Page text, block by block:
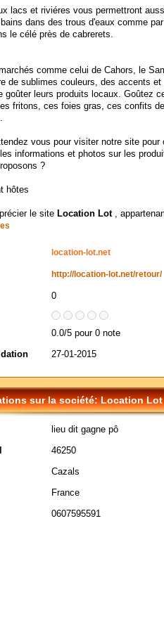
lacs et riviéres vous permettront
dans des trous d'eaux comme par
le célé près de cabrerets.
comme celui de Cahors, le
de sublimes couleurs, des accents et
goûter leurs produits locaux. Goûtez
fritons, ces foies gras, ces confits de
vous pour visiter notre site pour
informations et photos sur les
?
hôtes
le site Location Lot ,
location-lot.net
http://location-lot.net/retour/
0
0.0/5 pour 0 note
27-01-2015
sur la société: Location Lot
lieu dit gagne pô
46250
Cazals
France
0607595591